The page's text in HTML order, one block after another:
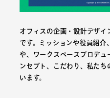
オフィスの企画・設計デザ
です。ミッションや役員紹介
や、ワークスペースプロデュ
ンセプト、こだわり、私た
います。